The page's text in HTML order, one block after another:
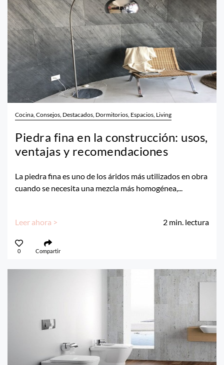
Cocina, Consejos, Destacados, Dormitorios, Espacios, Living
Piedra fina en la construcción: usos,
ventajas y recomendaciones
La piedra fina es uno de los áridos más utilizados en obra
cuando se necesita una mezcla más homogénea,...
Leer ahora > 2 min. lectura
0 Compartir